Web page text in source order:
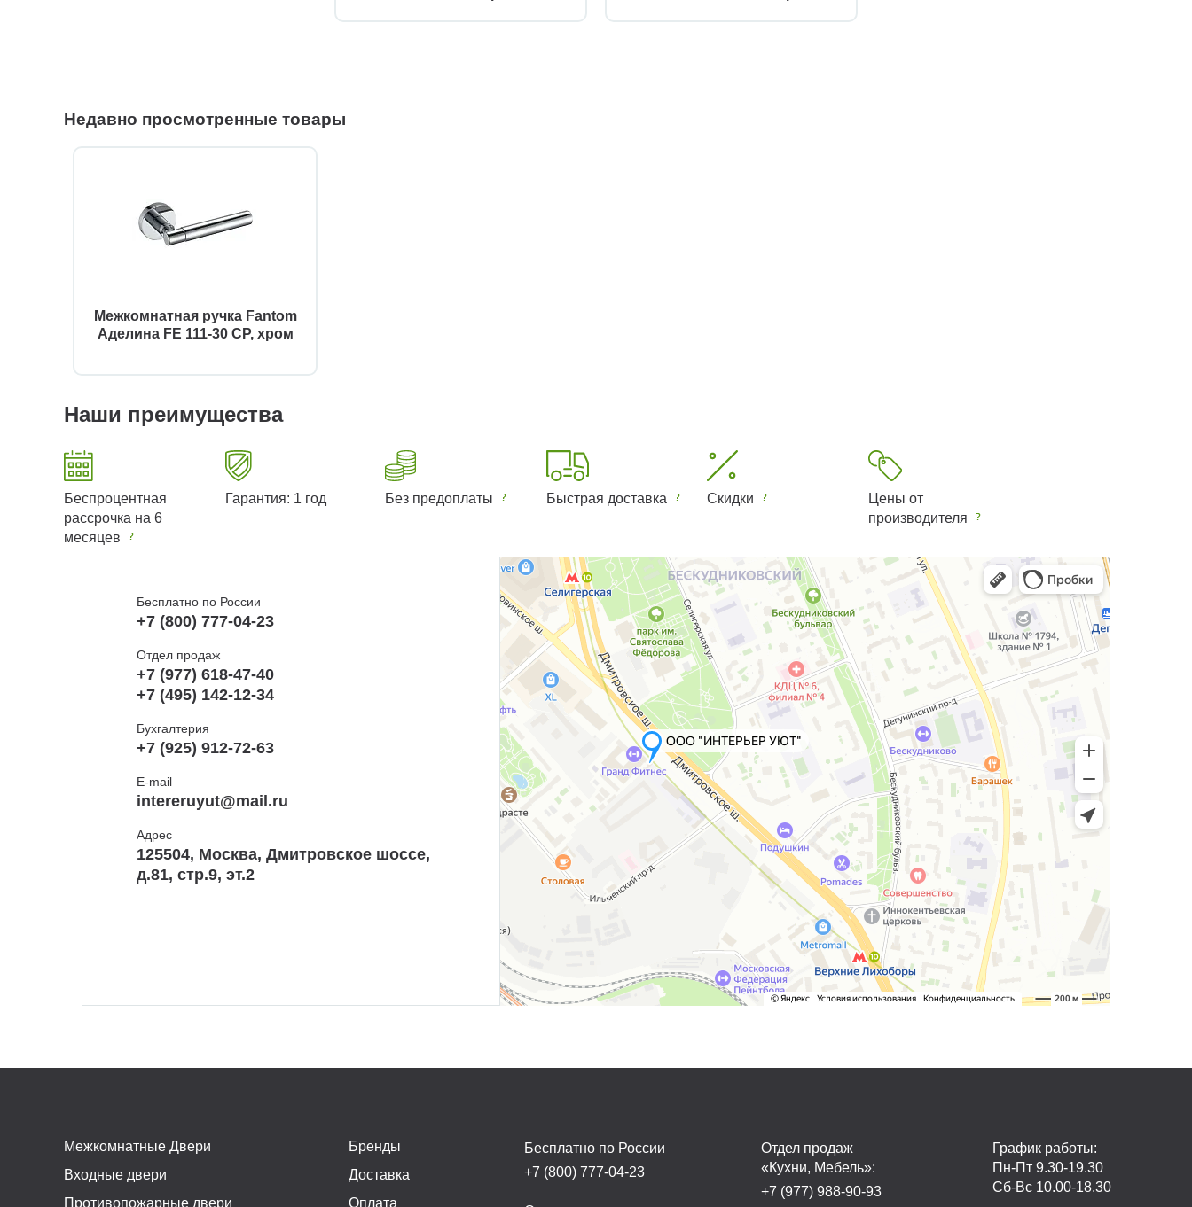
Недавно просмотренные товары
Межкомнатная ручка Fantom
Аделина FE 111-30 CP, хром
Наши преимущества
Беспроцентная
рассрочка на 6
месяцев
Гарантия: 1 год Без предоплаты Быстрая доставка Скидки
Цены от
производителя
Бесплатно по России
+7 (800) 777-04-23
Отдел продаж
+7 (977) 618-47-40
+7 (495) 142-12-34
Бухгалтерия
+7 (925) 912-72-63
E-mail
intereruyut@mail.ru
Адрес
125504, Москва, Дмитровское шоссе,
д.81, стр.9, эт.2
Межкомнатные Двери
Входные двери
Противопожарные двери
Бренды
Доставка
Оплата
Бесплатно по России
+7 (800) 777-04-23
Отдел продаж
«Кухни, Мебель»:
+7 (977) 988-90-93
График работы:
Пн-Пт 9.30-19.30
Сб-Вс 10.00-18.30